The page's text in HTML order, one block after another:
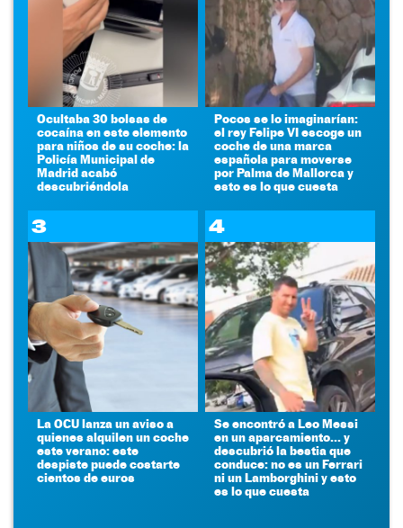
Ocultaba 30 bolsas de
cocaína en este elemento
para niños de su coche: la
Policía Municipal de
Madrid acabó
descubriéndola
Pocos se lo imaginarían:
el rey Felipe VI escoge un
coche de una marca
española para moverse
por Palma de Mallorca y
esto es lo que cuesta
3
La OCU lanza un aviso a
quienes alquilen un coche
este verano: este
despiste puede costarte
cientos de euros
4
Se encontró a Leo Messi
en un aparcamiento... y
descubrió la bestia que
conduce: no es un Ferrari
ni un Lamborghini y esto
es lo que cuesta